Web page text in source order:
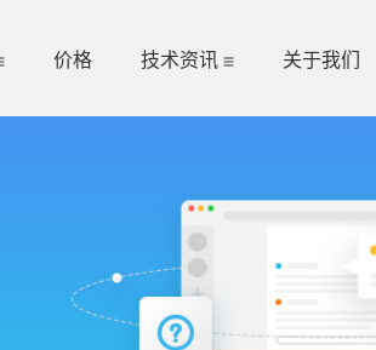
价格 技术资讯 关于我们